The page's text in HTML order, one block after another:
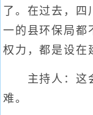
了。在过去，
一的县环保局都
权力，都是设在
主持人：这会
难。